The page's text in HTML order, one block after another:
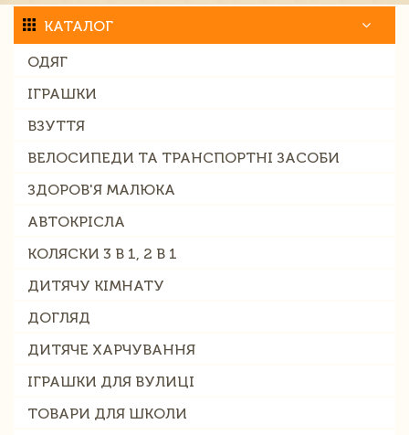
КАТАЛОГ
ОДЯГ
ІГРАШКИ
ВЗУТТЯ
ВЕЛОСИПЕДИ ТА ТРАНСПОРТНІ ЗАСОБИ
ЗДОРОВ'Я МАЛЮКА
АВТОКРІСЛА
КОЛЯСКИ 3 В 1, 2 В 1
ДИТЯЧУ КІМНАТУ
ДОГЛЯД
ДИТЯЧЕ ХАРЧУВАННЯ
ІГРАШКИ ДЛЯ ВУЛИЦІ
ТОВАРИ ДЛЯ ШКОЛИ